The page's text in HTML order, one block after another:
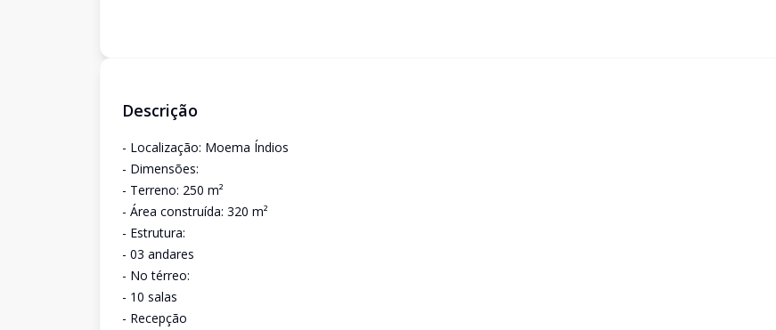
Descrição
- Localização: Moema Índios
- Dimensões:
- Terreno: 250 m²
- Área construída: 320 m²
- Estrutura:
- 03 andares
- No térreo:
- 10 salas
- Recepção